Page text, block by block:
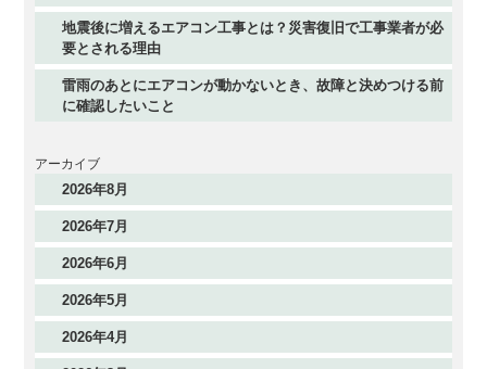
地震後に増えるエアコン工事とは？災害復旧で工事業者が必
要とされる理由
雷雨のあとにエアコンが動かないとき、故障と決めつける前
に確認したいこと
アーカイブ
2026年8月
2026年7月
2026年6月
2026年5月
2026年4月